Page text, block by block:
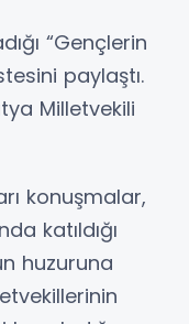
“Gençlerin
paylaştı.
Milletvekili
konuşmalar,
katıldığı
huzuruna